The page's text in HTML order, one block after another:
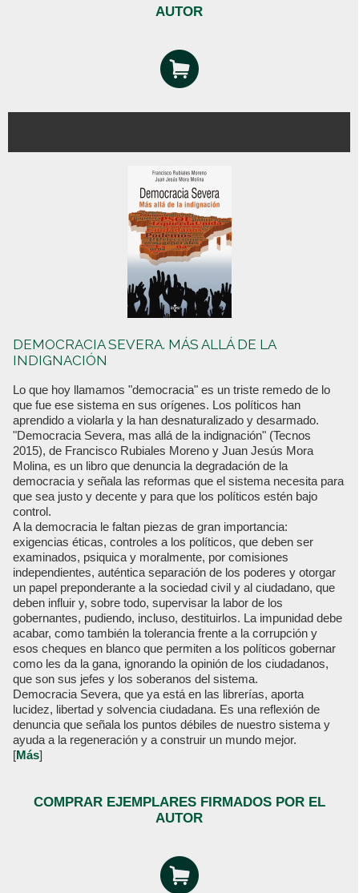
AUTOR
DEMOCRACIA SEVERA. MÁS ALLÁ DE LA
INDIGNACIÓN
Lo que hoy llamamos "democracia" es un triste remedo de lo
que fue ese sistema en sus orígenes. Los políticos han
aprendido a violarla y la han desnaturalizado y desarmado.
"Democracia Severa, mas allá de la indignación" (Tecnos
2015), de Francisco Rubiales Moreno y Juan Jesús Mora
Molina, es un libro que denuncia la degradación de la
democracia y señala las reformas que el sistema necesita para
que sea justo y decente y para que los políticos estén bajo
control.
A la democracia le faltan piezas de gran importancia:
exigencias éticas, controles a los políticos, que deben ser
examinados, psiquica y moralmente, por comisiones
independientes, auténtica separación de los poderes y otorgar
un papel preponderante a la sociedad civil y al ciudadano, que
deben influir y, sobre todo, supervisar la labor de los
gobernantes, pudiendo, incluso, destituirlos. La impunidad debe
acabar, como también la tolerancia frente a la corrupción y
esos cheques en blanco que permiten a los políticos gobernar
como les da la gana, ignorando la opinión de los ciudadanos,
que son sus jefes y los soberanos del sistema.
Democracia Severa, que ya está en las librerías, aporta
lucidez, libertad y solvencia ciudadana. Es una reflexión de
denuncia que señala los puntos débiles de nuestro sistema y
ayuda a la regeneración y a construir un mundo mejor.
[Más]
COMPRAR EJEMPLARES FIRMADOS POR EL
AUTOR